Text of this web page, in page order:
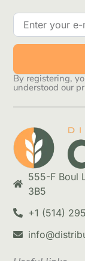
By registering,
understood our
555-F Boul
3B5
+1 (514)